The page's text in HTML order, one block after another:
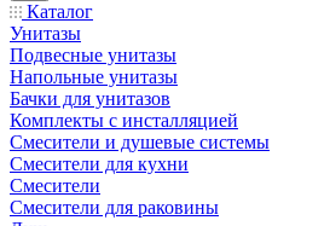
Каталог
Унитазы
Подвесные унитазы
Напольные унитазы
Бачки для унитазов
Комплекты с инсталляцией
Смесители и душевые системы
Смесители для кухни
Смесители
Смесители для раковины